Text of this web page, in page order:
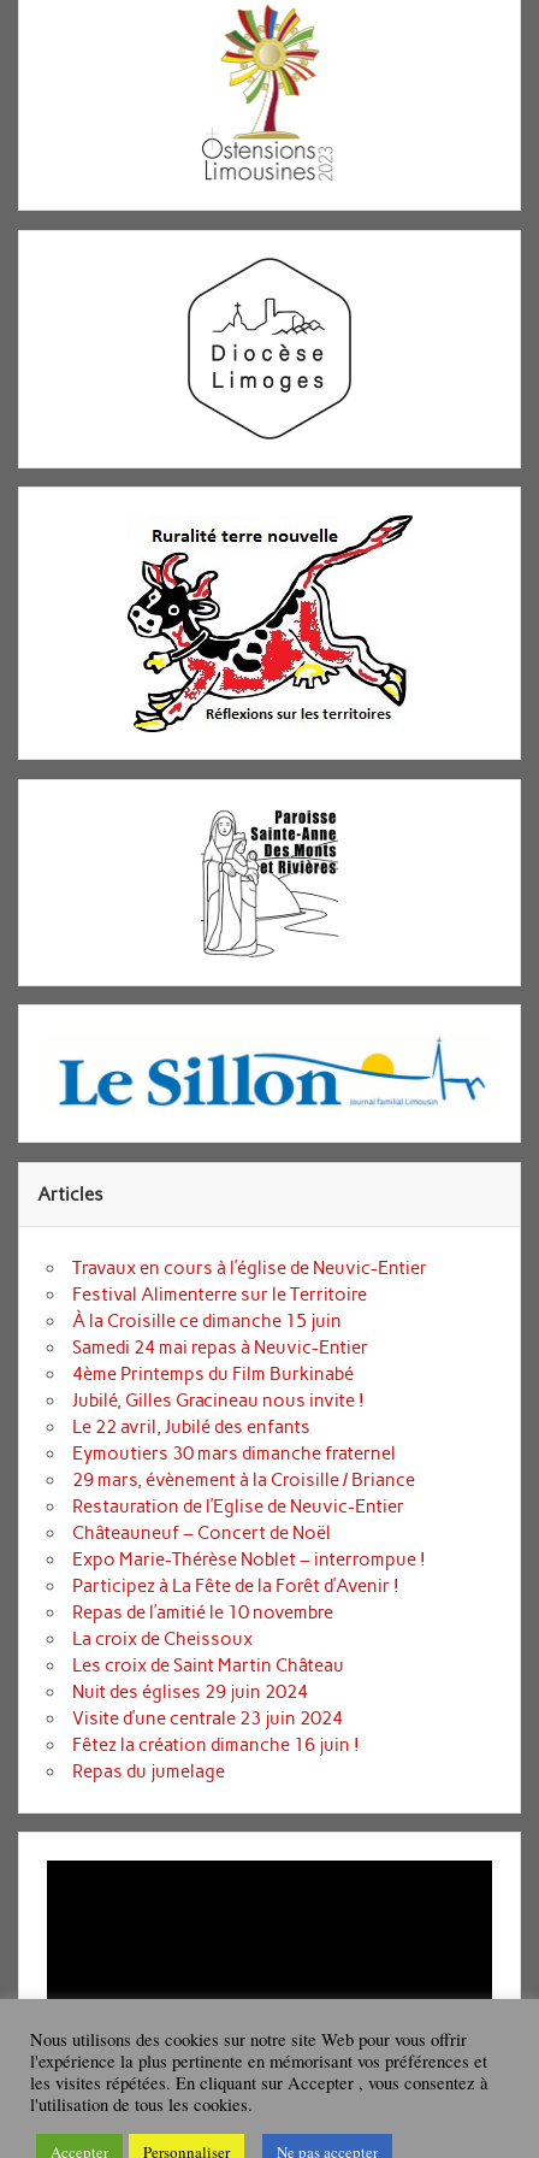
Articles
Travaux en cours à l’église de Neuvic-Entier
Festival Alimenterre sur le Territoire
À la Croisille ce dimanche 15 juin
Samedi 24 mai repas à Neuvic-Entier
4ème Printemps du Film Burkinabé
Jubilé, Gilles Gracineau nous invite !
Le 22 avril, Jubilé des enfants
Eymoutiers 30 mars dimanche fraternel
29 mars, évènement à la Croisille / Briance
Restauration de l’Eglise de Neuvic-Entier
Châteauneuf – Concert de Noël
Expo Marie-Thérèse Noblet – interrompue !
Participez à La Fête de la Forêt d’Avenir !
Repas de l’amitié le 10 novembre
La croix de Cheissoux
Les croix de Saint Martin Château
Nuit des églises 29 juin 2024
Visite d’une centrale 23 juin 2024
Fêtez la création dimanche 16 juin !
Repas du jumelage
Lecteur
00:00 08:19
Nous utilisons des cookies sur notre site Web pour vous offrir
l'expérience la plus pertinente en mémorisant vos préférences et
les visites répétées. En cliquant sur Accepter , vous consentez à
l'utilisation de tous les cookies.
Accepter Personnaliser Ne pas accepter